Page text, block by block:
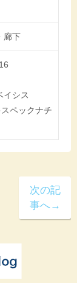
廊下
シス
ペックナチ
次の記
事へ→